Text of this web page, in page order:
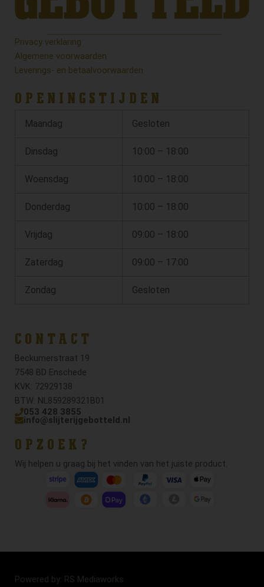
Privacy verklaring
Algemene voorwaarden
Leverings- en betaalvoorwaarden
OPENINGSTIJDEN
Maandag Gesloten
Dinsdag 10:00 – 18:00
Woensdag 10:00 – 18:00
Donderdag 10:00 – 18:00
Vrijdag 09:00 – 18:00
Zaterdag 09:00 – 17:00
Zondag Gesloten
CONTACT
Beckumerstraat 19
7548 BD Enschede
KVK: 72929138
BTW: NL859289321B01
053 428 3855
info@slijterijgebotteld.nl
OPZOEK?
Wij helpen u graag bij het vinden van het juiste product.
Powered by: RS Mediaworks